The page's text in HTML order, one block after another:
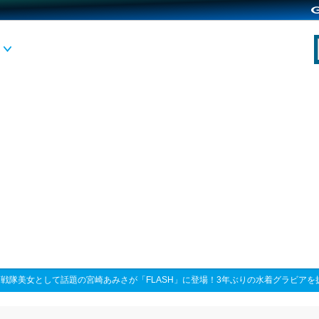
戦隊美女として話題の宮崎あみさが「FLASH」に登場！3年ぶりの水着グラビアを